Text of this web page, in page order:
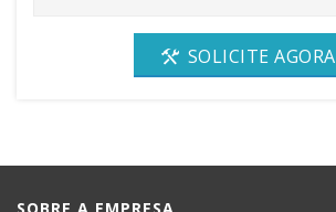
SOLICITE AGORA